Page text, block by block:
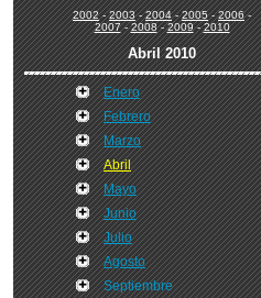
2002-2003-2004-2005-2006-
2007-2008-2009-2010
Abril 2010
Enero
Febrero
Marzo
Abril
Mayo
Junio
Julio
Agosto
Septiembre